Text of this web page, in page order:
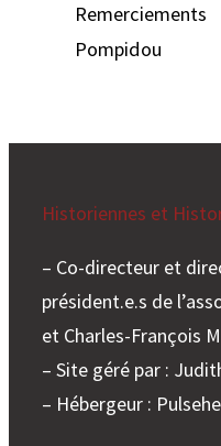
Pompidou
Historiennes et
– Co-directeur et
président.e.s de
et Charles-François
– Site géré par :
– Hébergeur :